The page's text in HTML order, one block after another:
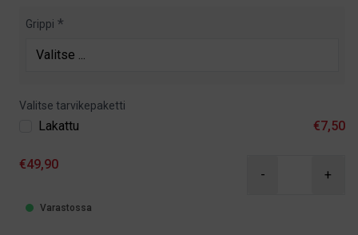
Product information
Grippi
Valitse tarvikepaketti
Lakattu €7,50
€49,90
- +
Varastossa